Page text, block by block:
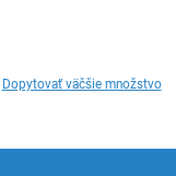
Dopytovať väčšie množstvo